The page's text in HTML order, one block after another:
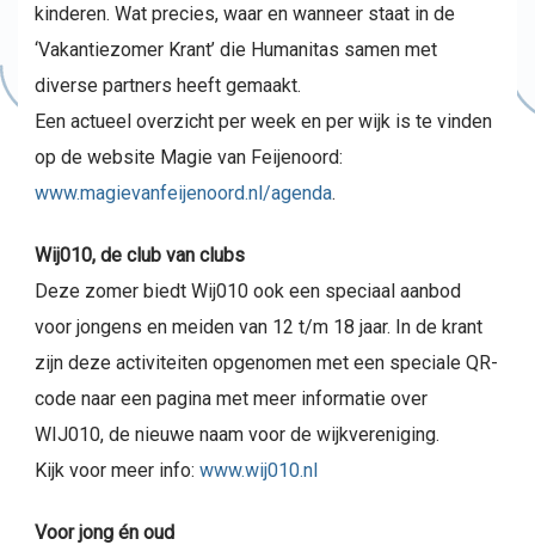
kinderen. Wat precies, waar en wanneer staat in de
‘Vakantiezomer Krant’ die Humanitas samen met
diverse partners heeft gemaakt.
Een actueel overzicht per week en per wijk is te vinden
op de website Magie van Feijenoord:
www.magievanfeijenoord.nl/agenda.
Wij010, de club van clubs
Deze zomer biedt Wij010 ook een speciaal aanbod
voor jongens en meiden van 12 t/m 18 jaar. In de krant
zijn deze activiteiten opgenomen met een speciale QR-
code naar een pagina met meer informatie over
WIJ010, de nieuwe naam voor de wijkvereniging.
Kijk voor meer info: www.wij010.nl
Voor jong én oud